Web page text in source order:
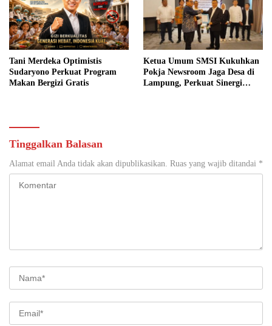
Tani Merdeka Optimistis
Sudaryono Perkuat Program
Makan Bergizi Gratis
Ketua Umum SMSI Kukuhkan
Pokja Newsroom Jaga Desa di
Lampung, Perkuat Sinergi
Tinggalkan Balasan
Alamat email Anda tidak akan dipublikasikan. Ruas yang wajib ditandai *